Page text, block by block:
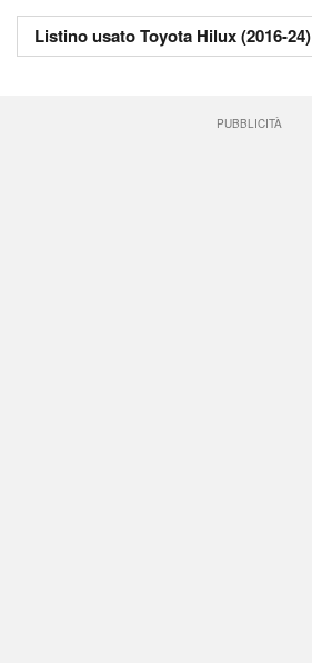
Listino usato Toyota Hilux (2016-24)
PUBBLICITÀ